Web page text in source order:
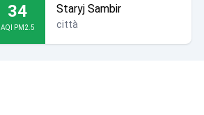
34
AQI PM2.5
Staryj Sambir
città